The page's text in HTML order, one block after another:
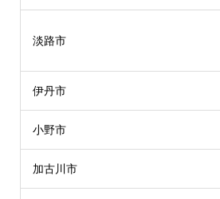
淡路市
伊丹市
小野市
加古川市